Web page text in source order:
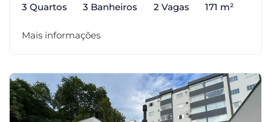
3 Quartos 3 Banheiros 2 Vagas 171 m²
Mais informações